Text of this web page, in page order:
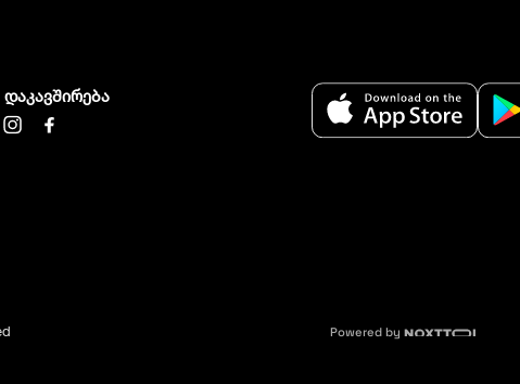
დაკავშირება
Powered by